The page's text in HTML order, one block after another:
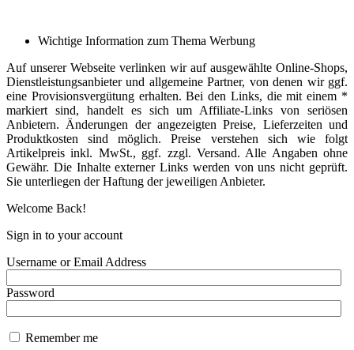
Wichtige Information zum Thema Werbung
Auf unserer Webseite verlinken wir auf ausgewählte Online-Shops,
Dienstleistungsanbieter und allgemeine Partner, von denen wir ggf.
eine Provisionsvergütung erhalten. Bei den Links, die mit einem *
markiert sind, handelt es sich um Affiliate-Links von seriösen
Anbietern. Änderungen der angezeigten Preise, Lieferzeiten und
Produktkosten sind möglich. Preise verstehen sich wie folgt
Artikelpreis inkl. MwSt., ggf. zzgl. Versand. Alle Angaben ohne
Gewähr. Die Inhalte externer Links werden von uns nicht geprüft.
Sie unterliegen der Haftung der jeweiligen Anbieter.
Welcome Back!
Sign in to your account
Username or Email Address
Password
Remember me